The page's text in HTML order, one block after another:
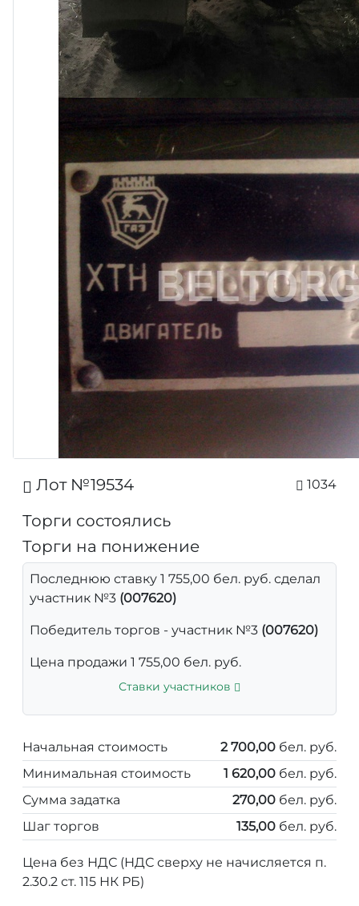
Лот №19534 1034
Торги состоялись
Торги на понижение
Последнюю ставку 1 755,00 бел. руб. сделал
участник №3 (007620)
Победитель торгов - участник №3 (007620)
Цена продажи 1 755,00 бел. руб.
Ставки участников
Начальная стоимость 2 700,00 бел. руб.
Минимальная стоимость
1 620,00 бел. руб.
Сумма задатка
270,00 бел. руб.
Шаг торгов
135,00 бел. руб.
Цена без НДС (НДС сверху не начисляется п.
2.30.2 ст. 115 НК РБ)